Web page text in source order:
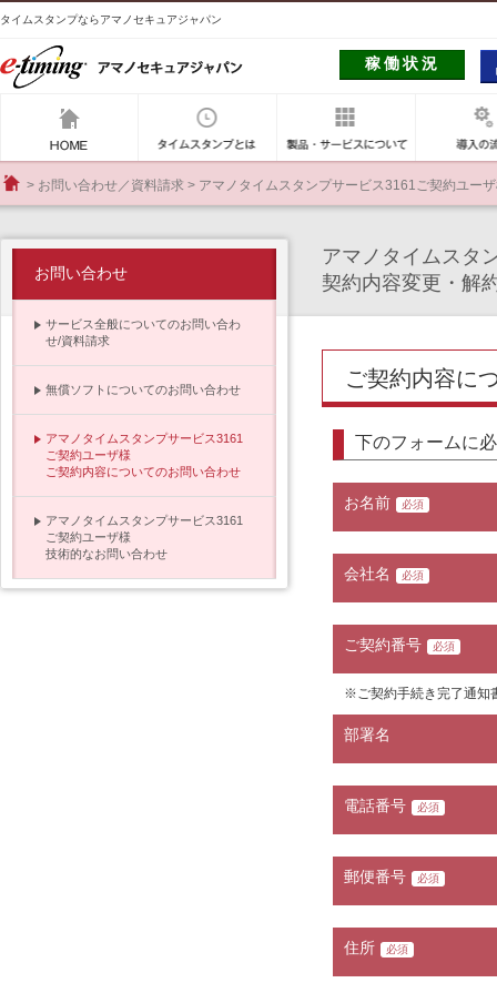
タイムスタンプならアマノセキュアジャパン
稼働状況
製品・サ
HOME
お問い合わせ／資料請求 アマノタイムスタンプサービス3161ご契約ユー
アマノタイムスタ
契約内容変更・解
ご契約内容に
下のフォームに
お名前 必須
会社名 必須
ご契約番号 必須
※ご契約手続き完了通知
部署名
電話番号 必須
郵便番号 必須
住所 必須
お問い合わせ
サービス全般についてのお問い合わ
せ/資料請求
無償ソフトについてのお問い合わせ
アマノタイムスタンプサービス3161
ご契約ユーザ様
ご契約内容についてのお問い合わせ
アマノタイムスタンプサービス3161
ご契約ユーザ様
技術的なお問い合わせ